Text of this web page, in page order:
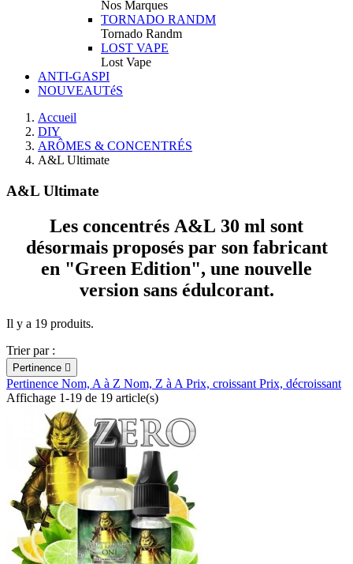
Nos Marques
TORNADO RANDM
Tornado Randm
LOST VAPE
Lost Vape
ANTI-GASPI
NOUVEAUTéS
Accueil
DIY
ARÔMES & CONCENTRÉS
A&L Ultimate
A&L Ultimate
Les concentrés A&L 30 ml sont
désormais proposés par son fabricant
en "Green Edition", une nouvelle
version sans édulcorant.
Il y a 19 produits.
Trier par :
Pertinence 
Pertinence Nom, A à Z Nom, Z à A Prix, croissant Prix, décroissant
Affichage 1-19 de 19 article(s)